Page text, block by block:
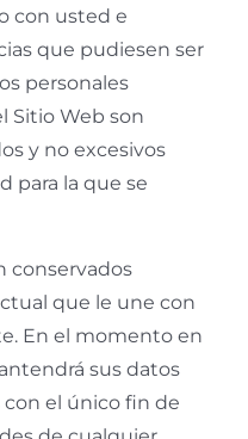
con usted e
que pudiesen ser
personales
Sitio Web son
y no excesivos
para la que se
conservados
que le une con
En el momento en
sus datos
el único fin de